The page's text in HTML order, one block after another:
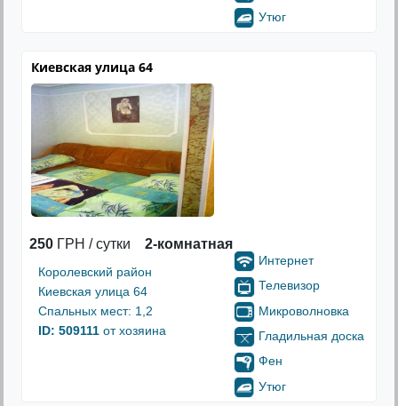
Утюг
Киевская улица 64
250 ГРН / сутки 2-комнатная
Королевский район
Киевская улица 64
Спальных мест: 1,2
ID: 509111 от хозяина
Интернет
Телевизор
Микроволновка
Гладильная доска
Фен
Утюг